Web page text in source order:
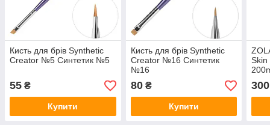
Кисть для брів Synthetic
Creator №5 Синтетик №5
55 ₴
Купити
Кисть для брів Synthetic
Creator №16 Синтетик
№16
80₴
Купити
Skin
300